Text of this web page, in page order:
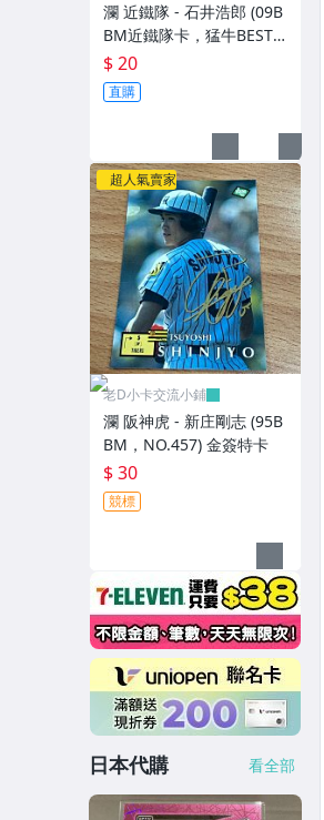
瀾 近鐵隊 - 石井浩郎 (09B
BM近鐵隊卡，猛牛BEST 9
特卡，NO.B3) 狼主
$ 20
直購
超人氣賣家
老D小卡交流小鋪
瀾 阪神虎 - 新庄剛志 (95B
BM，NO.457) 金簽特卡
$ 30
競標
日本代購 看全部